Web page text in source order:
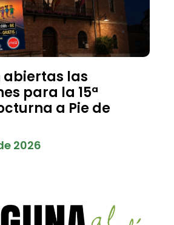
las
para la 15ª
a Pie de
2026